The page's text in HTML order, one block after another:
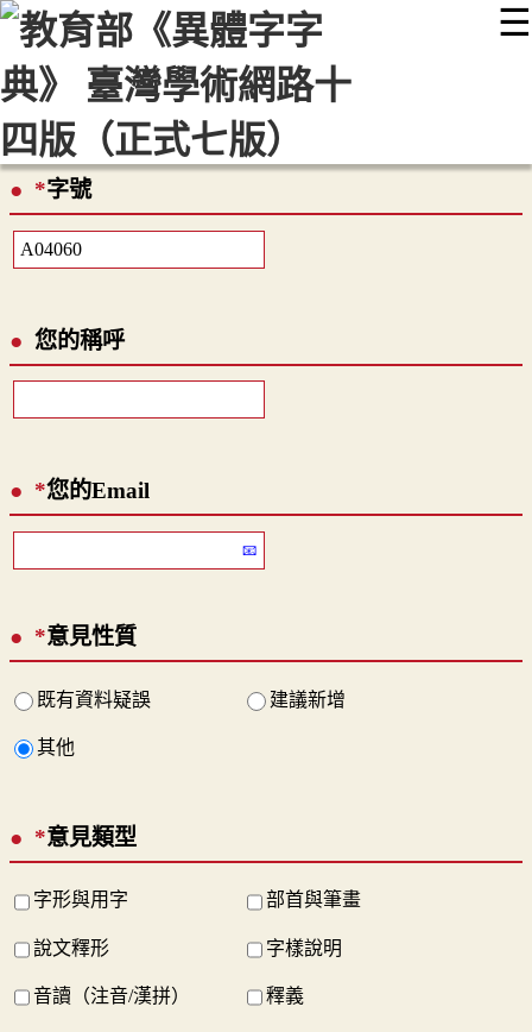
☰
::: 最新消息 常見問題 編輯說明
顯示模式
網站導覽
*字號
您的稱呼
*您的Email
*意見性質
既有資料疑誤 建議新增
其他
*意見類型
字形與用字 部首與筆畫
說文釋形 字樣說明
音讀（注音/漢拼） 釋義